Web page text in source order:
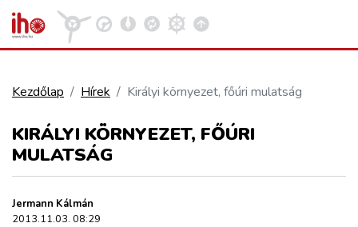
VASÚT
REPÜLÉS
Kosár megtekintése
Kezdőlap Hírek Királyi környezet, főúri mulatság
KIRÁLYI KÖRNYEZET, FŐÚRI
MULATSÁG
Jermann Kálmán
2013.11.03. 08:29